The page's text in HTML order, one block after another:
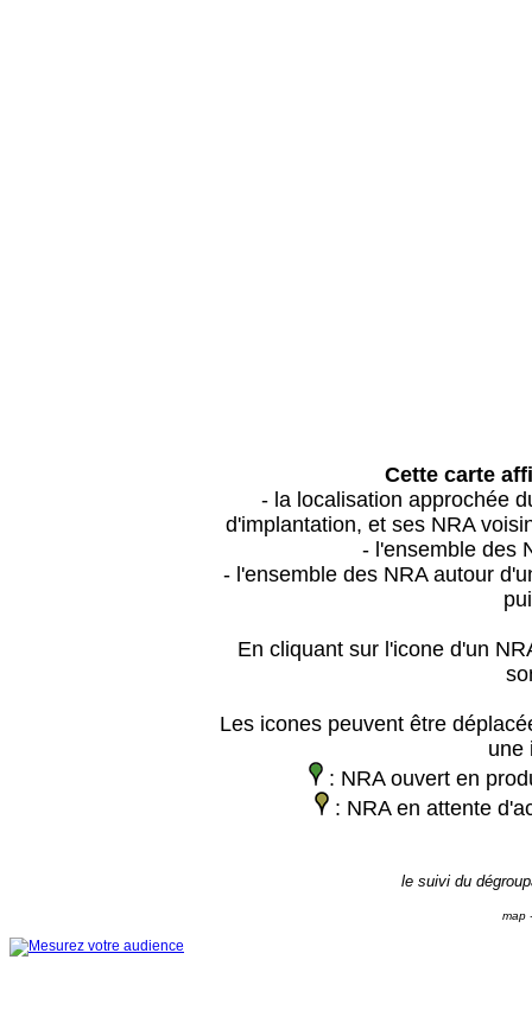
Cette carte
- la localisation approchée
d'implantation, et ses NRA
- l'ensemble des
- l'ensemble des NRA autour
En cliquant sur l'icone d'un
Les icones peuvent être
une
: NRA ouvert en
: NRA en attente
le suivi du
map